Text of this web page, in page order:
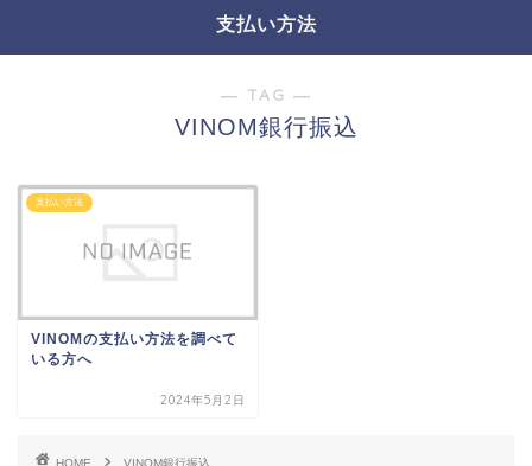
支払い方法
― TAG ―
VINOM銀行振込
支払い方法
VINOMの支払い方法を調べて
いる方へ
2024年5月2日
HOME VINOM銀行振込